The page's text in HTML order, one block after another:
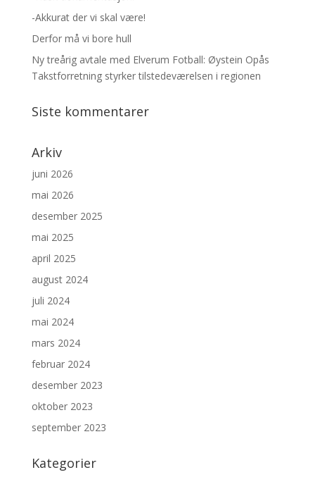
-Akkurat der vi skal være!
Derfor må vi bore hull
Ny treårig avtale med Elverum Fotball: Øystein Opås
Takstforretning styrker tilstedeværelsen i regionen
Siste kommentarer
Arkiv
juni 2026
mai 2026
desember 2025
mai 2025
april 2025
august 2024
juli 2024
mai 2024
mars 2024
februar 2024
desember 2023
oktober 2023
september 2023
Kategorier